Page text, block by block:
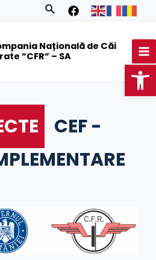
Search
Națională de Căi
”CFR” – SA
CEF -